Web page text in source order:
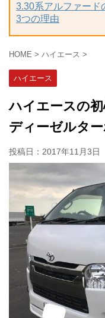
3.30系アルファード
3つの理由
HOME > ハイエース >
ハイエース
ハイエースの
ディーゼルタ
投稿日： 2017年11月3日